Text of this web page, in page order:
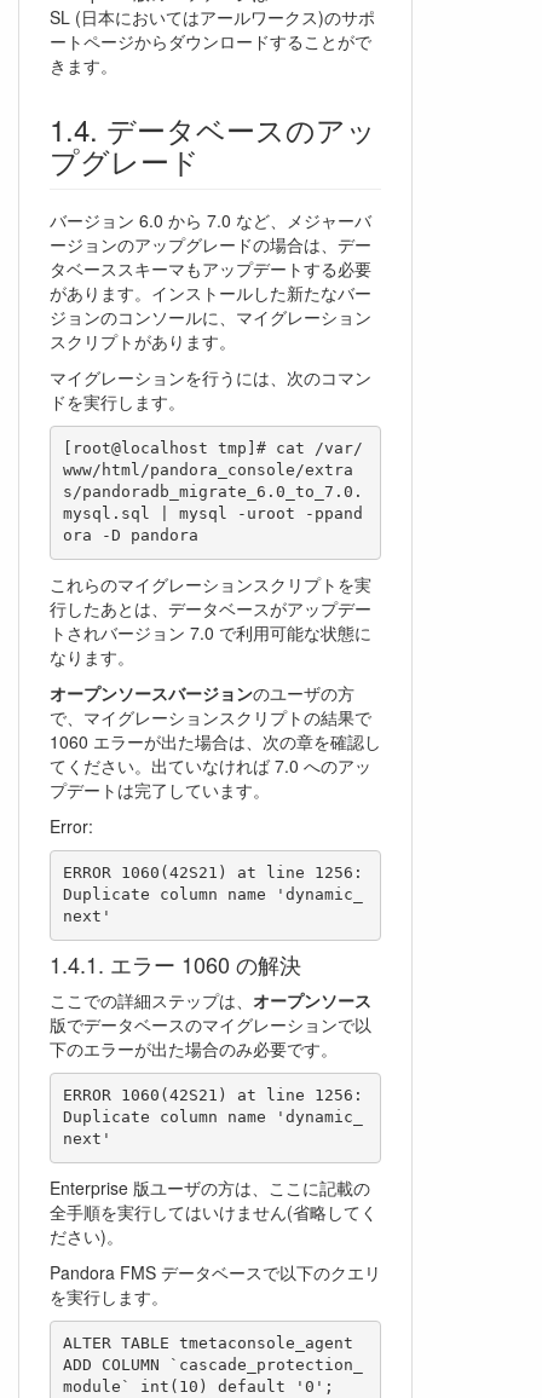
SL (日本においてはアールワークス)のサポ
ートページからダウンロードすることがで
きます。
データベースのアッ
プグレード
バージョン 6.0 から 7.0 など、メジャーバ
ージョンのアップグレードの場合は、デー
タベーススキーマもアップデートする必要
があります。インストールした新たなバー
ジョンのコンソールに、マイグレーション
スクリプトがあります。
マイグレーションを行うには、次のコマン
ドを実行します。
[root@localhost tmp]# cat /var/
www/html/pandora_console/extra
s/pandoradb_migrate_6.0_to_7.0.
mysql.sql | mysql -uroot -ppand
ora -D pandora
これらのマイグレーションスクリプトを実
行したあとは、データベースがアップデー
トされバージョン 7.0 で利用可能な状態に
なります。
オープンソースバージョンのユーザの方
で、マイグレーションスクリプトの結果で
1060 エラーが出た場合は、次の章を確認し
てください。出ていなければ 7.0 へのアッ
プデートは完了しています。
Error:
ERROR 1060(42S21) at line 1256:
Duplicate column name 'dynamic_
next'
エラー 1060 の解決
ここでの詳細ステップは、 オープンソース
版でデータベースのマイグレーションで以
下のエラーが出た場合のみ必要です。
ERROR 1060(42S21) at line 1256:
Duplicate column name 'dynamic_
next'
Enterprise 版ユーザの方は、ここに記載の
全手順を実行してはいけません(省略してく
ださい)。
Pandora FMS データベースで以下のクエリ
を実行します。
ALTER TABLE tmetaconsole_agent
ADD COLUMN `cascade_protection_
module` int(10) default '0';